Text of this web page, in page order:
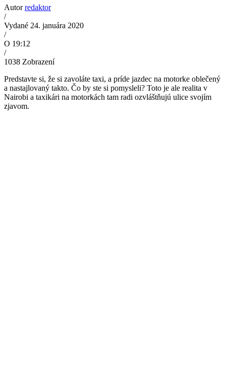
Autorredaktor
/
Vydané 24. januára 2020
/
O 19:12
/
1038 Zobrazení
Predstavte si, že si zavoláte taxi, a príde jazdec na motorke oblečený
a nastajlovaný takto. Čo by ste si pomysleli? Toto je ale realita v
Nairobi a taxikári na motorkách tam radi ozvláštňujú ulice svojím
zjavom.